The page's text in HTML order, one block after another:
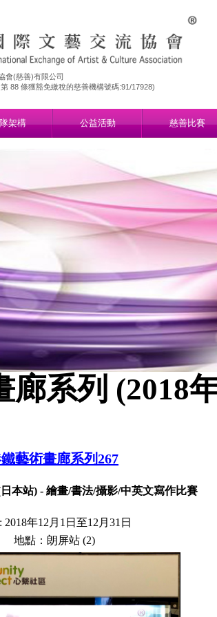
藝術畫廊系列267
本站) - 繪畫/書法/攝影/中英文寫作比賽
: 2018年12 月1日至12月31日
​地點：朗屏站 (2)
廊系列 (2018
架構 公益活動 慈善比賽
會(慈善)有限公司
88 條獲豁免繳稅的慈善機構號碼:91/17928)